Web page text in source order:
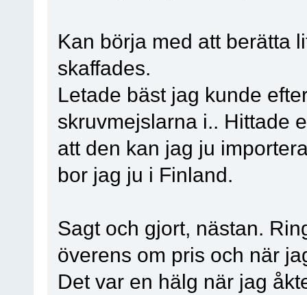
Kan börja med att berätta
skaffades.
Letade bäst jag kunde
skruvmejslarna i.. Hittade
att den kan jag ju
bor jag ju i Finland.
Sagt och gjort, nästan.
överens om pris och när
Det var en hälg när jag